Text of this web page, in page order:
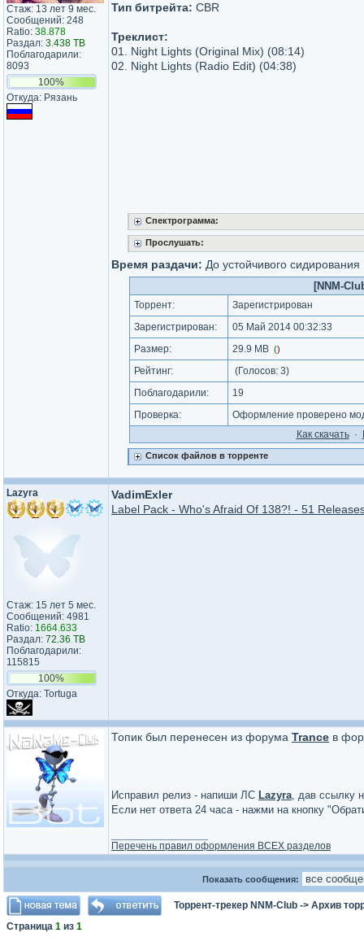
Стаж: 13 лет 9 мес.
Сообщений: 248
Ratio: 38.878
Раздал: 3.438 TB
Поблагодарили:
8093
100%
Откуда: Рязань
Тип битрейта: CBR
Треклист:
01. Night Lights (Original Mix) (08:14)
02. Night Lights (Radio Edit) (04:38)
Спектрограмма:
Прослушать:
Время раздачи: До устойчивого сидирования
[NNM-
Торрент:
Зарегистрирован
Зарегистрирован:
05 Май 2014 00:32:33
Размер:
29.9 MB ()
Рейтинг: (Голосов: 3)
Поблагодарили:
19
Проверка:
Оформление проверено
Как cкачать·
Список файлов в торренте
Lazyra
Стаж: 15 лет 5 мес.
Сообщений: 4981
Ratio: 1664.633
Раздал: 72.36 TB
Поблагодарили:
115815
100%
Откуда: Tortuga
VadimExler
Label Pack - Who's Afraid Of 138?! - 51
Топик был перенесен из форума Trance в
Исправил релиз - напиши ЛС Lazyra, дав ссылку
Если нет ответа 24 часа - нажми на кнопку
Перечень правил оформления ВСЕХ разделов
Показать сообщения:
Торрент-трекер NNM-Club -> Архив
Страница 1 из 1